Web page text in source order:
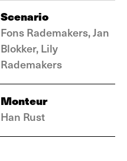
Scenario
Fons Rademakers, Jan
Blokker, Lily
Rademakers
Monteur
Han Rust